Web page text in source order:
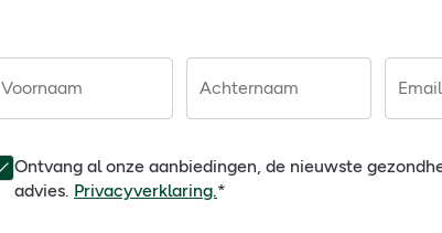
Voornaam Achternaam Email
Ontvang al onze aanbiedingen, de nieuwste
advies. Privacyverklaring.*